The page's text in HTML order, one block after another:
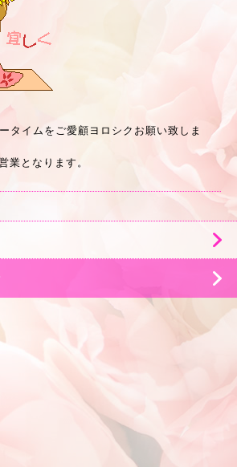
タイムをご愛顧ヨロシクお願い致しま
業となります。